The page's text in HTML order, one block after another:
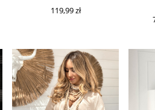
119,99 zł